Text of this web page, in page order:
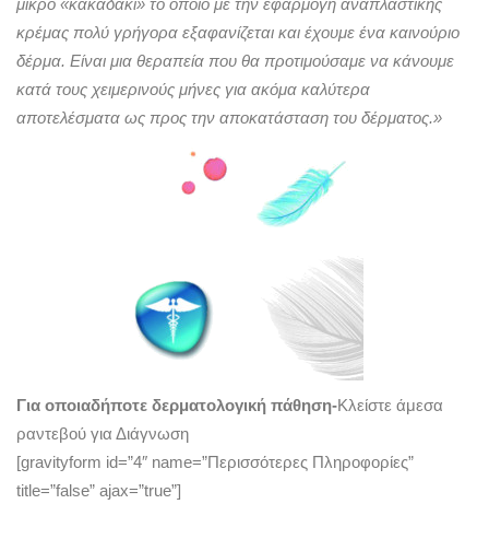
μικρό «κακαδάκι» το οποίο με την εφαρμογή αναπλαστικής
κρέμας πολύ γρήγορα εξαφανίζεται και έχουμε ένα καινούριο
δέρμα. Είναι μια θεραπεία που θα προτιμούσαμε να κάνουμε
κατά τους χειμερινούς μήνες για ακόμα καλύτερα
αποτελέσματα ως προς την αποκατάσταση του δέρματος.»
Για οποιαδήποτε δερματολογική πάθηση-Κλείστε άμεσα
ραντεβού για Διάγνωση
[gravityform id=”4″ name=”Περισσότερες Πληροφορίες”
title=”false” ajax=”true”]